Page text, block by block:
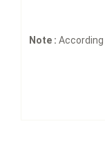
Note :